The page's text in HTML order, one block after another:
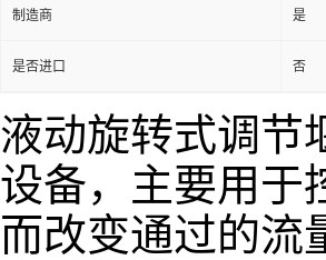
制造商 是
是否进口 否
液动旋转式调节
设备，主要用于
而改变通过的流